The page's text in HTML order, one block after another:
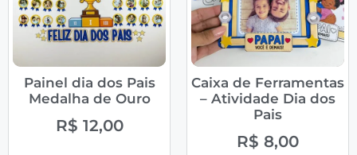
Painel dia dos Pais
Medalha de Ouro
R$ 12,00
Caixa de Ferramentas
– Atividade Dia dos
Pais
R$ 8,00